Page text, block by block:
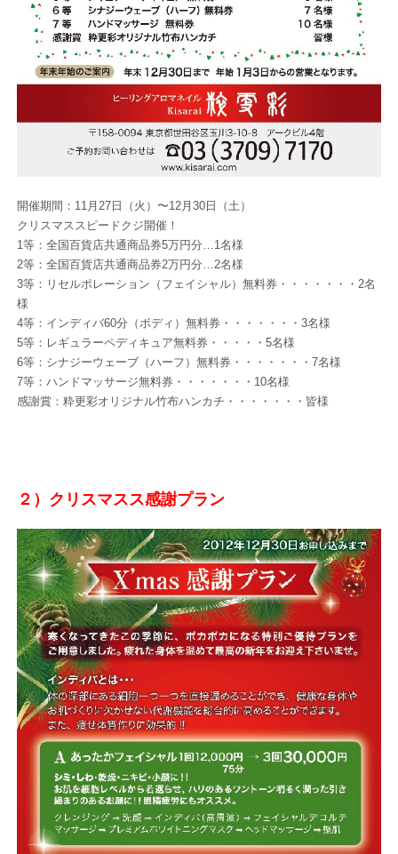
開催期間：11月27日（火）〜12月30日（土）
クリスマススピードクジ開催！
1等：全国百貨店共通商品券5万円分…1名様
2等：全国百貨店共通商品券2万円分…2名様
3等：リセルポレーション（フェイシャル）無料券・・・・・・・2名
様
4等：インディバ60分（ボディ）無料券・・・・・・・3名様
5等：レギュラーペディキュア無料券・・・・・5名様
6等：シナジーウェーブ（ハーフ）無料券・・・・・・・7名様
7等：ハンドマッサージ無料券・・・・・・・10名様
感謝賞：粋更彩オリジナル竹布ハンカチ・・・・・・・皆様
２）クリスマスス感謝プラン